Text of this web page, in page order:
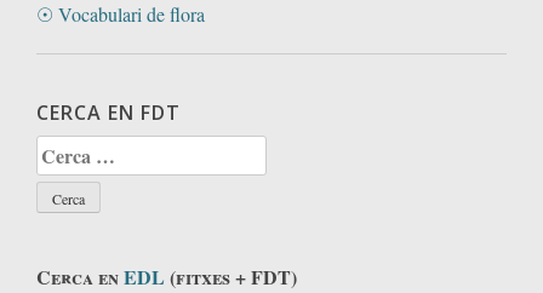
☉ Vocabulari de flora
CERCA EN FDT
Cerca:
Cerca enEDL (fitxes + FDT)